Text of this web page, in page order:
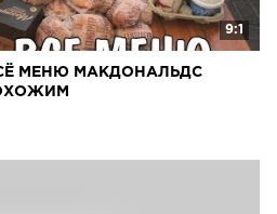
9:1
МЕНЮ МАКДОНАЛЬДС